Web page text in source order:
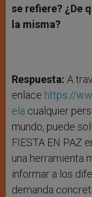
se refiere? ¿De
la misma?
Respuesta: A
enlace https://
ela cualquier
mundo, puede
FIESTA EN PAZ
una herramienta
informar a los
demanda